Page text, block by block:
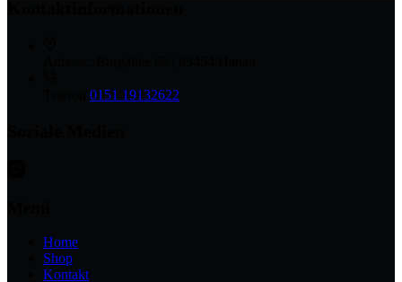
0151 19132622
Home
Shop
Kontakt